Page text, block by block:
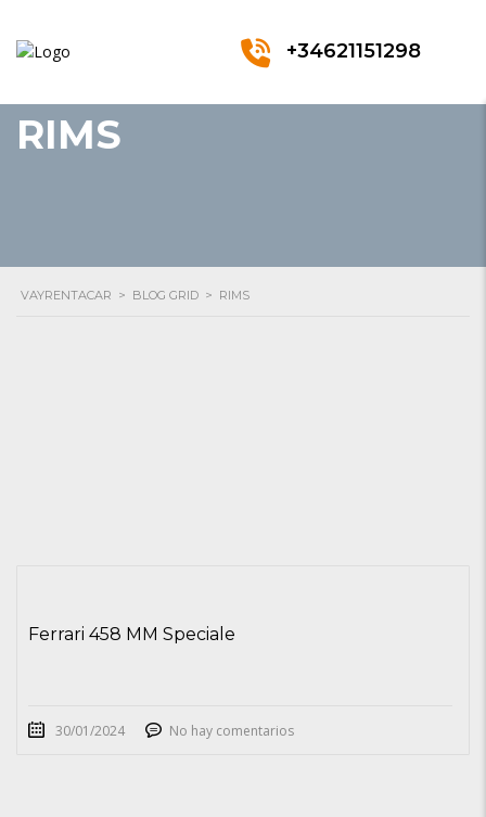
+34621151298
RIMS
VAYRENTACAR > BLOG GRID > RIMS
Ferrari 458 MM Speciale
30/01/2024 No hay comentarios